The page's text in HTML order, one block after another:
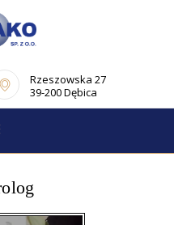
Rzeszowska 27
39-200 Dębica